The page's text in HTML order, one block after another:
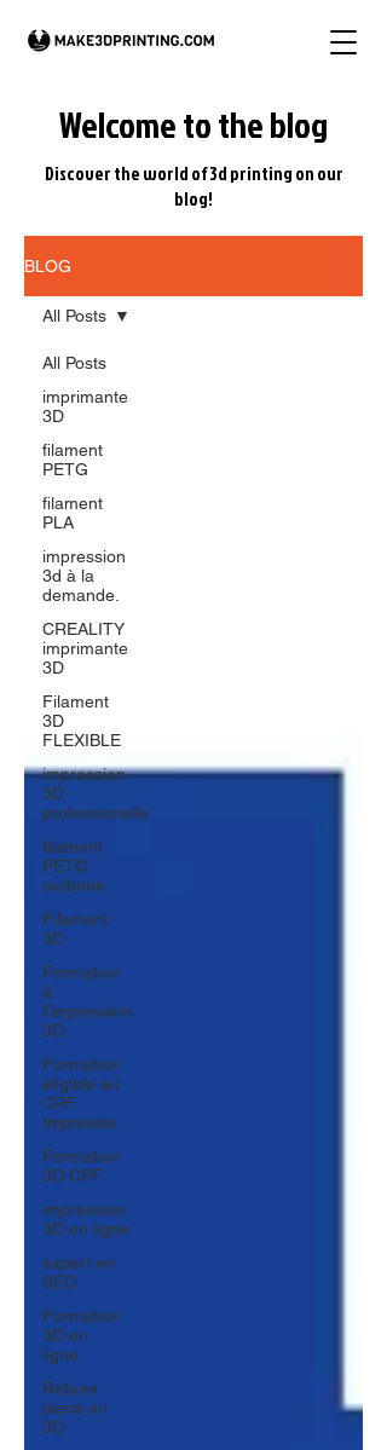
Welcome to the blog
Discover the world of 3d printing on our
blog!
BLOG
All Posts
imprimante
3D
filament
PETG
filament
PLA
impression
3d à la
demande.
CREALITY
imprimante
3D
Filament
3D
FLEXIBLE
impression
3D
professionelle
filament
PETG
carbone
Filament
3D
Formation
à
l'impression
3D.
Formation
éligible au
CPF
Impressio
Formation
3D CPF
impression
3D en ligne
expert en
SEO
Formation
3D en
ligne.
Refaire
piece en
3D
All Posts